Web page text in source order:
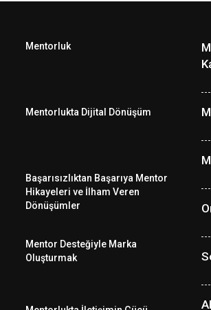
Mentorluk
Mentorlukta Dijital Dönüşüm
Başarısızlıktan Başarıya Mentor
Hikayeleri ve İlham Veren
Dönüşümler
Mentor Desteğiyle Marka
Oluşturmak